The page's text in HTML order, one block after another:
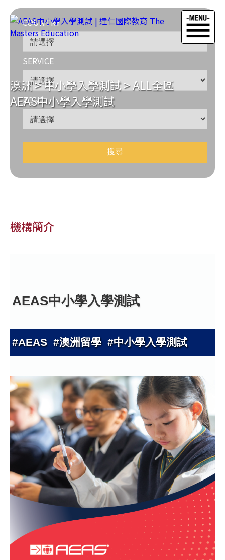
澳洲>中小學入學測試>ALL全區
AEAS中小學入學測試
COUNTRY
SERVICE
ZONE
機構簡介
AEAS中小學入學測試
#AEAS #澳洲留學 #中小學入學測試